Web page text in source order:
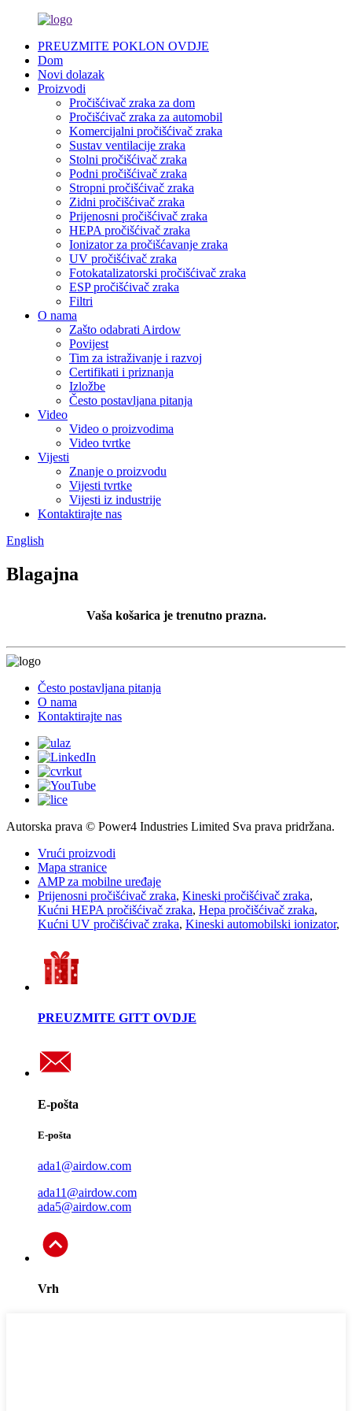
PREUZMITE POKLON OVDJE
Dom
Novi dolazak
Proizvodi
Pročišćivač zraka za dom
Pročišćivač zraka za automobil
Komercijalni pročišćivač zraka
Sustav ventilacije zraka
Stolni pročišćivač zraka
Podni pročišćivač zraka
Stropni pročišćivač zraka
Zidni pročišćivač zraka
Prijenosni pročišćivač zraka
HEPA pročišćivač zraka
Ionizator za pročišćavanje zraka
UV pročišćivač zraka
Fotokatalizatorski pročišćivač zraka
ESP pročišćivač zraka
Filtri
O nama
Zašto odabrati Airdow
Povijest
Tim za istraživanje i razvoj
Certifikati i priznanja
Izložbe
Često postavljana pitanja
Video
Video o proizvodima
Video tvrtke
Vijesti
Znanje o proizvodu
Vijesti tvrtke
Vijesti iz industrije
Kontaktirajte nas
English
Blagajna
Vaša košarica je trenutno prazna.
Često postavljana pitanja
O nama
Kontaktirajte nas
Autorska prava © Power4 Industries Limited Sva prava pridržana.
Vrući proizvodi
Mapa stranice
AMP za mobilne uređaje
Prijenosni pročišćivač zraka, Kineski pročišćivač zraka,
Kućni HEPA pročišćivač zraka, Hepa pročišćivač zraka,
Kućni UV pročišćivač zraka, Kineski automobilski ionizator,
PREUZMITE GITT OVDJE
E-pošta
E-pošta
ada1@airdow.com
ada11@airdow.com
ada5@airdow.com
Vrh